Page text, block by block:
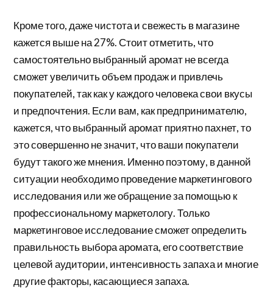
Кроме того, даже чистота и свежесть в магазине
кажется выше на 27%. Стоит отметить, что
самостоятельно выбранный аромат не всегда
сможет увеличить объем продаж и привлечь
покупателей, так как у каждого человека свои вкусы
и предпочтения. Если вам, как предпринимателю,
кажется, что выбранный аромат приятно пахнет, то
это совершенно не значит, что ваши покупатели
будут такого же мнения. Именно поэтому, в данной
ситуации необходимо проведение маркетингового
исследования или же обращение за помощью к
профессиональному маркетологу. Только
маркетинговое исследование сможет определить
правильность выбора аромата, его соответствие
целевой аудитории, интенсивность запаха и многие
другие факторы, касающиеся запаха.